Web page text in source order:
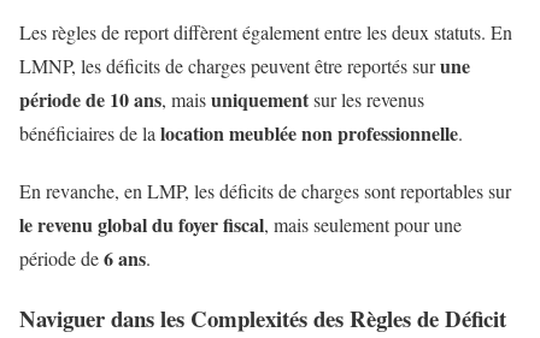
Les règles de report diffèrent également entre les deux statuts. En
LMNP, les déficits de charges peuvent être reportés surune
période de 10 ans, maisuniquementsur les revenus
bénéficiaires de la location meublée non professionnelle.
En revanche, en LMP, les déficits de charges sont reportables sur
le revenu global du foyer fiscal, mais seulement pour une
période de6 ans.
Naviguer dans les Complexités des Règles de Déficit